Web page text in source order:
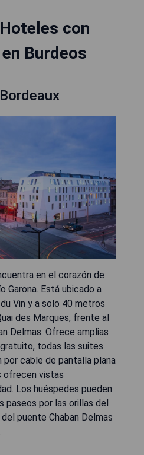
con
Burdeos
en el corazón de
Garona. Está ubicado a
Vin y a solo 40 metros
des Marques, frente al
Delmas. Ofrece amplias
todas las suites
cable de pantalla plana
ofrecen vistas
Los huéspedes pueden
paseos por las orillas del
puente Chaban Delmas